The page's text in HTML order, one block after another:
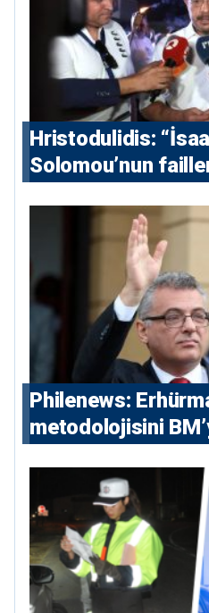
Hristodulidis:
Solomou’nun
ve 5 uluslararası
çıkarıldı”
Philenews:
metodolojisini